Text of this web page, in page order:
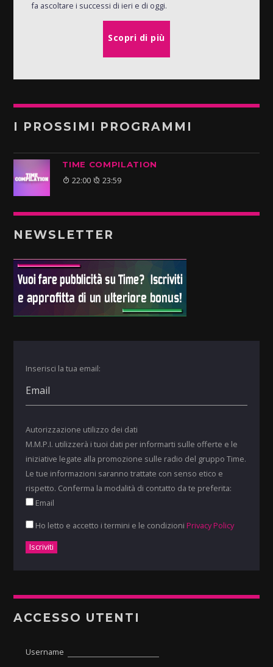
fa ascoltare i successi di ieri e di oggi.
Scopri di più
I PROSSIMI PROGRAMMI
TIME COMPILATION
22:00 23:59
NEWSLETTER
Inserisci la tua email:
Autorizzazione utilizzo dei dati
M.M.P.I. utilizzerà i tuoi dati per informarti sulle offerte e le
iniziative legate alla promozione sulle radio del gruppo Time.
Le tue informazioni saranno trattate con senso etico e
rispetto. Conferma la modalità di contatto da te preferita:
Email
Ho letto e accetto i termini e le condizioni Privacy Policy
ACCESSO UTENTI
Username